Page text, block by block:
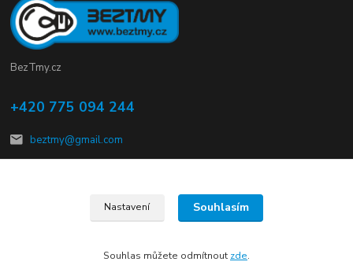
BezTmy.cz
+420 775 094 244
beztmy@gmail.com
© Copyright 2012 – 2026 kalMmach s.r.o.
Nastavení Souhlasím
Souhlas můžete odmítnout zde.